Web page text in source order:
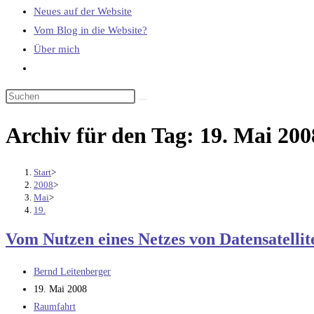
Neues auf der Website
Vom Blog in die Website?
Über mich
umschalten
Archiv für den Tag: 19. Mai
Start>
2008>
Mai>
19.
Vom Nutzen eines Netzes von
Beitrags-
Autor:
Bernd Leitenberger
Beitrag
veröffentlicht:
19. Mai 2008
Beitrags-
Raumfahrt